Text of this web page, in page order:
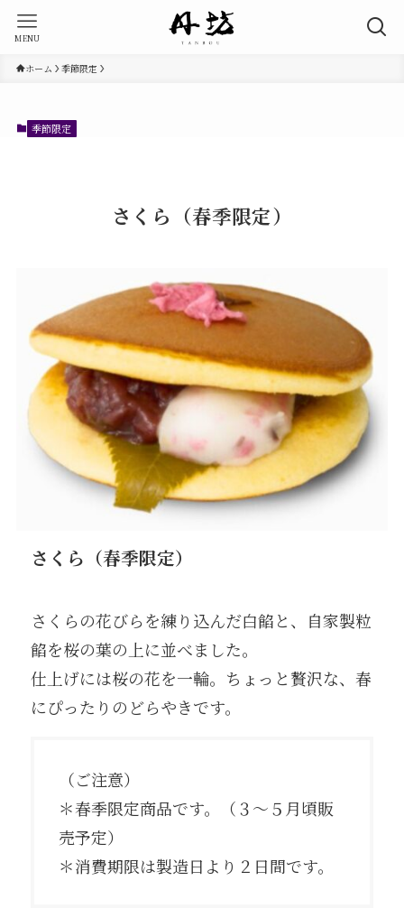
MENU
ホーム 季節限定
季節限定
さくら（春季限定）
さくら（春季限定）
さくらの花びらを練り込んだ白餡と、自家製粒
餡を桜の葉の上に並べました。
仕上げには桜の花を一輪。ちょっと贅沢な、春
にぴったりのどらやきです。
（ご注意）
＊春季限定商品です。（３〜５月頃販
売予定）
＊消費期限は製造日より２日間です。